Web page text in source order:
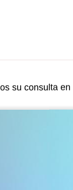
su consulta